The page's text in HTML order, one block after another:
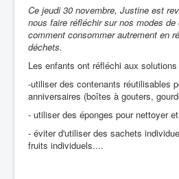
L'Ecole
La vie dans les classes
Infos pratiques
Les associations
Ce jeudi 30 novembre, Justine est
nous faire réfléchir sur nos modes
comment consommer autrement en
déchets.
Les enfants ont réfléchi aux
-utiliser des contenants réutilisables
anniversaires (boîtes à gouters,
- utiliser des éponges pour nettoyer
- éviter d'utiliser des sachets
fruits individuels....